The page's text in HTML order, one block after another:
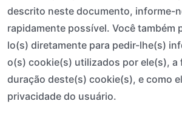
descrito neste documento, informe-
rapidamente possível. Você também
lo(s) diretamente para pedir-lhe(s)
o(s) cookie(s) utilizados por ele(s), a
duração deste(s) cookie(s), e como
privacidade do usuário.